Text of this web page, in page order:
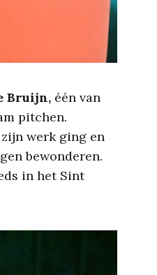
Bruijn, één van
pitchen.
werk ging en
bewonderen.
in het Sint